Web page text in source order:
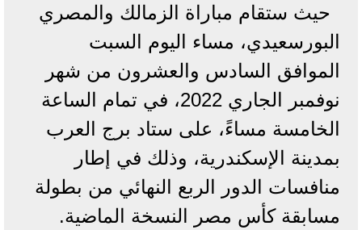
حيث ستقام مباراة الزمالك والمصري
البورسعيدي، مساء اليوم السبت
الموافق السادس والعشرون من شهر
نوفمبر الجاري 2022، في تمام الساعة
الخامسة مساءً، على ستاد برج العرب
بمدينة الإسكندرية، وذلك في إطار
منافسات الدور الربع النهائي من بطولة
مسابقة كأس مصر النسخة الماضية.